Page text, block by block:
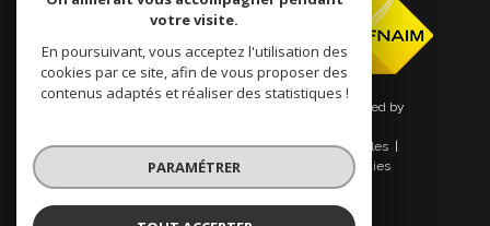
© 2026 | Tous droits réservés | Traduction powered by
Nos honoraires
Plan du site
Mentions légales
Nos liens Politique RGPD Cookies
votre visite.
En poursuivant, vous acceptez l'utilisation des
cookies par ce site, afin de vous proposer des
contenus adaptés et réaliser des statistiques !
PARAMÉTRER